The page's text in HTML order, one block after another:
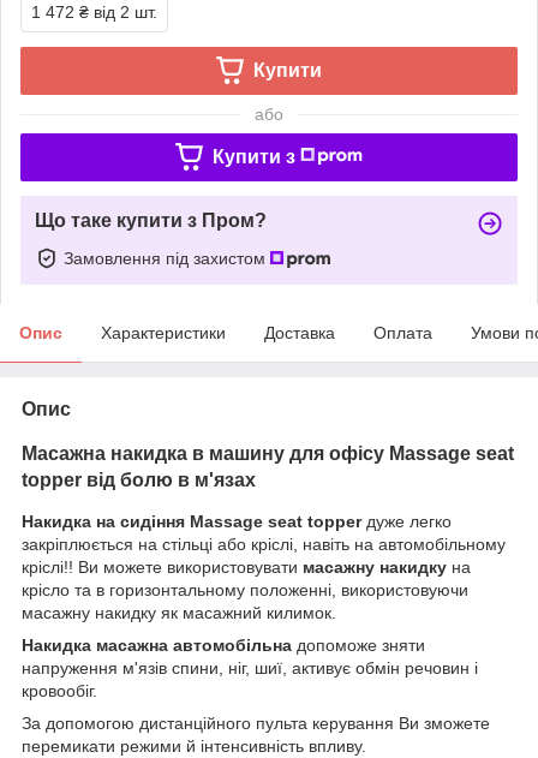
1 472 ₴ від 2 шт.
Купити
або
Купити з
Що таке купити з Пром?
Замовлення під захистом
Опис Характеристики Доставка Оплата Умови
Опис
Масажна накидка в машину для офісу Massage seat
topper від болю в м'язах
Накидка на сидіння Massage seat topperдуже легко
закріплюється на стільці або кріслі, навіть на автомобільному
кріслі!! Ви можете використовувати масажну накидку на
крісло та в горизонтальному положенні, використовуючи
масажну накидку як масажний килимок.
Накидка масажна автомобільна допоможе зняти
напруження м'язів спини, ніг, шиї, активує обмін речовин і
кровообіг.
За допомогою дистанційного пульта керування Ви зможете
перемикати режими й інтенсивність впливу.